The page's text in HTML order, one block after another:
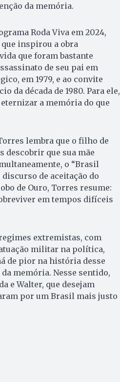
da memória.
Roda Viva em 2024,
inspirou a obra
que foram bastante
de seu pai em
em 1979, e ao convite
da década de 1980. Para ele,
a memória do que
lembra que o filho de
descobrir que sua mãe
o “Brasil
de aceitação do
de Ouro, Torres resume:
em tempos difíceis
extremistas, com
militar na política,
de pior na história desse
memória. Nesse sentido,
e Walter, que desejam
por um Brasil mais justo